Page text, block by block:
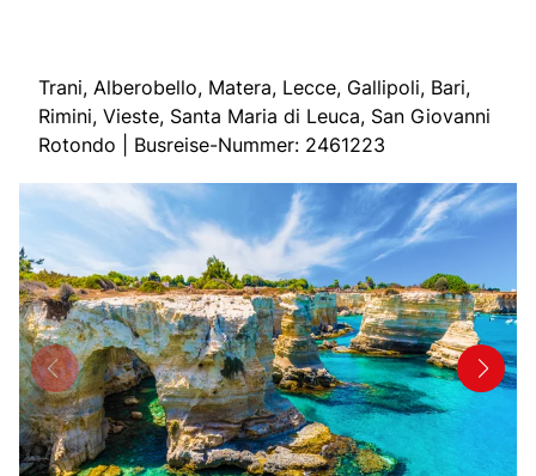
Mehrtagesreisen
Tagesreisen
Bus anmieten
Service
Kontakt
Trani, Alberobello, Matera, Lecce, Gallipoli, Bari,
Rimini, Vieste, Santa Maria di Leuca, San Giovanni
Rotondo | Busreise-Nummer: 2461223